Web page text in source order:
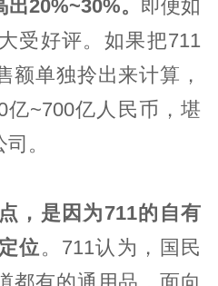
20%~30%。 即便如
受好评。如果把711
额单独拎出来计算，
亿~700亿人民币，堪
。
，是因为711的自有
位。711认为，国民